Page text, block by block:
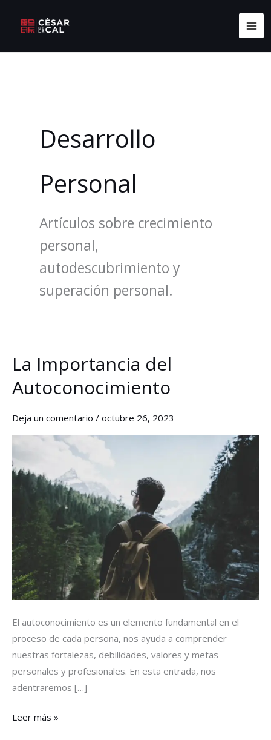
Desarrollo
Personal
Artículos sobre crecimiento
personal,
autodescubrimiento y
superación personal.
La Importancia del
Autoconocimiento
Deja un comentario / octubre 26, 2023
El autoconocimiento es un elemento fundamental en el
proceso de cada persona, nos ayuda a comprender
nuestras fortalezas, debilidades, valores y metas
personales y profesionales. En esta entrada, nos
adentraremos […]
La
Importancia
del
Leer más »